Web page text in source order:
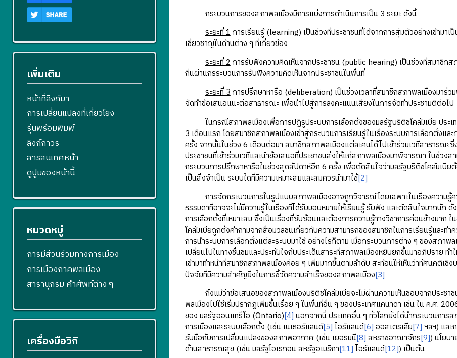
กระบวนการของสภาพลเมืองมีการแบ่งการดำเนินการเป็น 3 ระยะ ดังนี้
ระยะที่ 1การเรียนรู้ (learning) เป็นช่วงที่ประชาชนที่ได้จากการสุ่มตัวอย่างเข้ามา
เชี่ยวชาญในด้านต่าง ๆ ที่เกี่ยวข้อง
ระยะที่ 2การรับฟังความคิดเห็นจากประชาชน (public hearing) เป็นช่วงที่สมาชิก
ถิ่นผ่านกรระบวนการรับฟังความคิดเห็นจากประชาชนในพื้นที่
ระยะที่ 3การปรึกษาหารือ (deliberation) เป็นช่วงเวลาที่สมาชิกสภาพลเมืองมาร่ว
จัดทำข้อเสนอแนะต่อสาธารณะ เพื่อนำไปสู่การลงคะแนนเสียงในการจัดทำประชามติต่อไป
ในกรณีสภาพลเมืองเพื่อการปฏิรูประบบการเลือกตั้งของมลรัฐบริติชโคลัมเบีย ประเท
3 เดือนแรก โดยสมาชิกสภาพลเมืองเข้าสู่กระบวนการเรียนรู้ในเรื่องระบบการเลือกตั้งแ
ครั้ง จากนั้นในช่วง 6 เดือนต่อมา สมาชิกสภาพลเมืองแต่ละคนได้ไปเข้าร่วมเวทีสาธารณ
ประชาชนที่เข้าร่วมเวทีและนำข้อเสนอที่ประชาชนส่งให้แก่สภาพลเมืองมาพิจารณา ในช่วง
กระบวนการปรึกษาหารือในช่วงสุดสัปดาห์อีก 6 ครั้ง เพื่อตัดสินใจว่ามลรัฐบริติชโคลัมเบีย
เป็นสิ่งจำเป็น ระบบใดที่มีความเหมาะสมและสมควรนำมาใช้[2]
การจัดกระบวนการในรูปแบบสภาพลเมืองอาจถูกวิจารณ์โดยเฉพาะในเรื่องความรู้ค
ธรรมดาที่อาจจะไม่มีความรู้ในเรื่องที่ได้รับมอบหมายให้เรียนรู้ รับฟัง และตัดสินใจมากนัก
การเลือกตั้งที่เหมาะสม ซึ่งเป็นเรื่องที่ซับซ้อนและต้องการความรู้ทางวิชาการค่อนข้างมาก
โคลัมเบียถูกตั้งคำถามจากสื่อมวลชนเกี่ยวกับความสามารถของสมาชิกในการเรียนรู้และท
การนำระบบการเลือกตั้งแต่ละระบบมาใช้ อย่างไรก็ตาม เมื่อกระบวนการต่าง ๆ ของสภ
เปลี่ยนไปในทางชื่นชมและประทับใจกับประเด็นสาระที่สภาพลเมืองหยิบยกขึ้นมาอภิปราย ท
เข้ามาทำหน้าที่สมาชิกสภาพลเมืองค่อย ๆ เพิ่มมากขึ้นตามลำดับ สะท้อนให้เห็นว่าทัศนคติเ
ปัจจัยที่มีความสำคัญยิ่งในการชี้วัดความสำเร็จของสภาพลเมือง[3]
ถึงแม้ว่าข้อเสนอของสภาพลเมืองบริติชโคลัมเบียจะไม่ผ่านความเห็นชอบจากประชา
พลเมืองไปใช้เริ่มปรากฏเพิ่มขึ้นเรื่อย ๆ ในพื้นที่อื่น ๆ ของประเทศแคนาดา เช่น ใน ค.ศ.
ของ มลรัฐออนแทรีโอ (Ontario)[4] นอกจากนี้ ประเทศอื่น ๆ ทั่วโลกยังได้นำกระบวนการ
การเมืองและระบบเลือกตั้ง (เช่น เนเธอร์แลนด์[5] ไอร์แลนด์[6] ออสเตรเลีย[7] ฯลฯ) และ
รับมือกับการเปลี่ยนแปลงของสภาพอากาศ (เช่น เยอรมนี[8] สหราชอาณาจักร[9]) นโยบ
ด้านสาธารณสุข (เช่น มลรัฐโอเรกอน สหรัฐอเมริกา[11] ไอร์แลนด์[12]) เป็นต้น
เพิ่มเติม
หน้าที่ลิงก์มา
การเปลี่ยนแปลงที่เกี่ยวโยง
รุ่นพร้อมพิมพ์
ลิงก์ถาวร
สารสนเทศหน้า
ดูปูมของหน้านี้
หมวดหมู่
การมีส่วนร่วมทางการเมือง
การเมืองภาคพลเมือง
สารานุกรม คำศัพท์ต่าง ๆ
เครื่องมือวิกิ